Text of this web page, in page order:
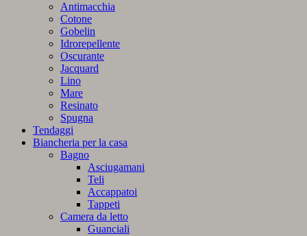
Antimacchia
Cotone
Gobelin
Idrorepellente
Oscurante
Jacquard
Lino
Mare
Resinato
Spugna
Tendaggi
Biancheria per la casa
Bagno
Asciugamani
Teli
Accappatoi
Tappeti
Camera da letto
Guanciali